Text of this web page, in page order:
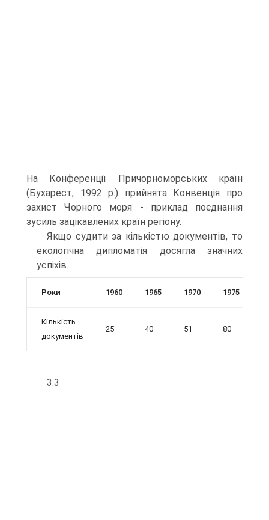
На Конференції Причорноморських країн
(Бухарест, 1992 р.) прийнята Конвенція про
захист Чорного моря - приклад поєднання
зусиль зацікавлених країн регіону.
Якщо судити за кількістю документів, то
екологічна дипломатія досягла значних
успіхів.
Роки 1960 1965 1970 1975
Кількість
документів
25 40 51 80
3.3